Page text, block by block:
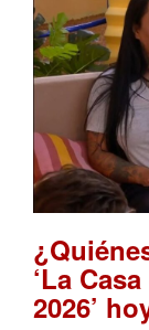
‘La
2026’